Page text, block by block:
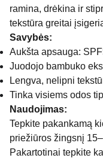
ramina, drėkina ir
tekstūra greitai
Savybės:
Aukšta apsauga:
Juodojo bambuko
Lengva, nelipni
Tinka visiems odos
Naudojimas:
Tepkite pakankamą
priežiūros žingsnį
Pakartotinai tepkite